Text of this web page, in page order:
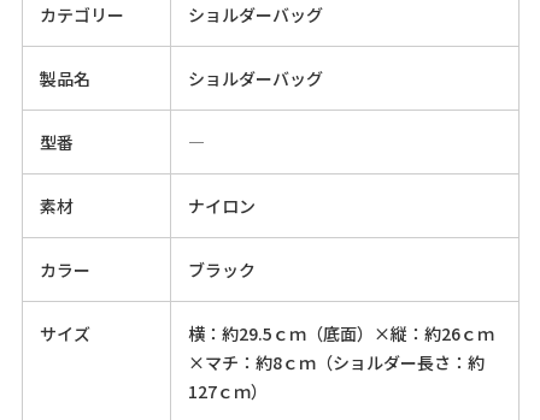
カテゴリー ショルダーバッグ
製品名 ショルダーバッグ
型番 ―
素材 ナイロン
カラー ブラック
サイズ
横：約29.5ｃｍ（底面）×縦：約26ｃｍ
×マチ：約8ｃｍ（ショルダー長さ：約
127ｃｍ）